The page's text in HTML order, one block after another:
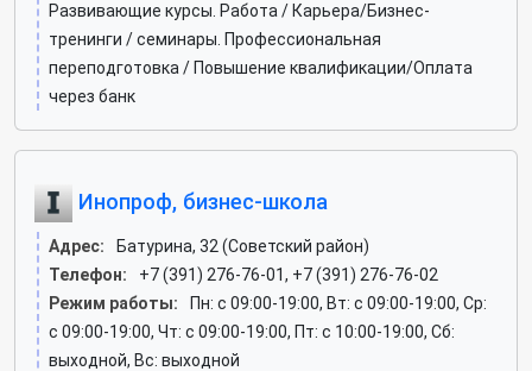
Развивающие курсы. Работа / Карьера/Бизнес-
тренинги / семинары. Профессиональная
переподготовка / Повышение квалификации/Оплата
через банк
Инопроф, бизнес-школа
Адрес:
Батурина, 32 (Советский район)
Телефон:
+7 (391) 276-76-01, +7 (391) 276-76-02
Режим работы:
Пн: c 09:00-19:00, Вт: c 09:00-19:00, Ср:
c 09:00-19:00, Чт: c 09:00-19:00, Пт: c 10:00-19:00, Сб:
выходной, Вс: выходной